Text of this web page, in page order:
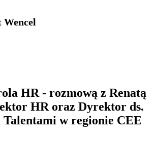
Wencel
HR - rozmową z Renatą
HR oraz Dyrektor ds.
w regionie CEE